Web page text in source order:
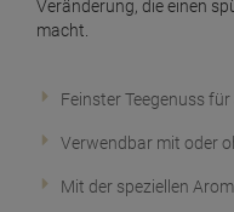
Veränderung, die einen
macht.
Feinster Teegenuss für
Verwendbar mit oder
Mit der speziellen